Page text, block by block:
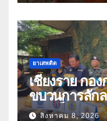
ยาเสพติด
เชียงราย กอ
ขบวนการลัก
ล้านเม็ด
สิงหาคม 8, 2026